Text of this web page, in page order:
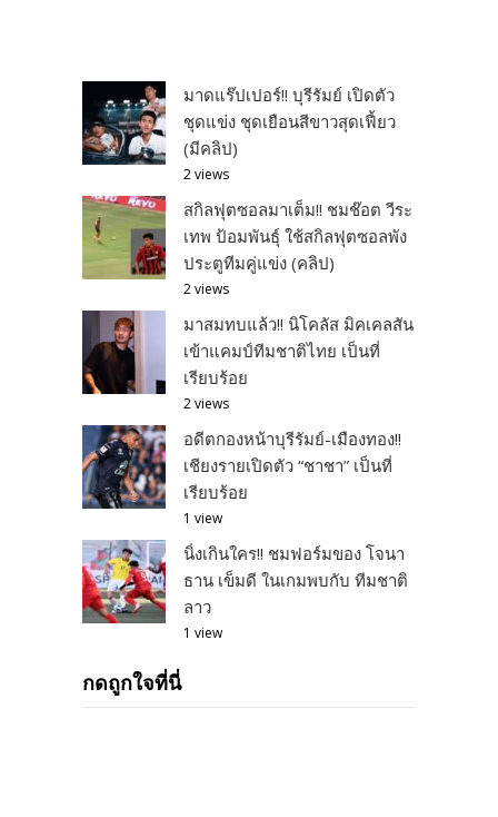
มาดแร๊ปเปอร์!! บุรีรัมย์ เปิดตัว
ชุดแข่ง ชุดเยือนสีขาวสุดเฟี้ยว
(มีคลิป)
2 views
สกิลฟุตซอลมาเต็ม!! ชมช๊อต วีระ
เทพ ป้อมพันธุ์ ใช้สกิลฟุตซอลพัง
ประตูทีมคู่แข่ง (คลิป)
2 views
มาสมทบแล้ว!! นิโคลัส มิคเคลสัน
เข้าแคมป์ทีมชาติไทย เป็นที่
เรียบร้อย
2 views
อดีตกองหน้าบุรีรัมย์-เมืองทอง!!
เชียงรายเปิดตัว “ชาชา” เป็นที่
เรียบร้อย
1 view
นิ่งเกินใคร!! ชมฟอร์มของ โจนา
ธาน เข็มดี ในเกมพบกับ ทีมชาติ
ลาว
1 view
กดถูกใจที่นี่